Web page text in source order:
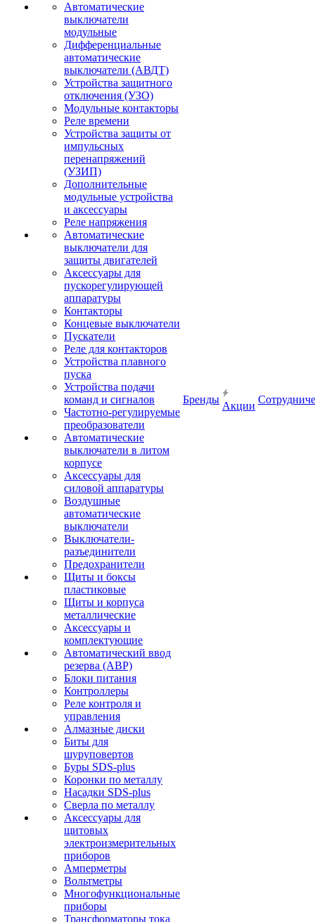
Автоматические
выключатели
модульные
Дифференциальные
автоматические
выключатели (АВДТ)
Устройства защитного
отключения (УЗО)
Модульные контакторы
Реле времени
Устройства защиты от
импульсных
перенапряжений
(УЗИП)
Дополнительные
модульные устройства
и аксессуары
Реле напряжения
Автоматические
выключатели для
защиты двигателей
Аксессуары для
пускорегулирующей
аппаратуры
Контакторы
Концевые выключатели
Пускатели
Реле для контакторов
Устройства плавного
пуска
Устройства подачи
команд и сигналов
Частотно-регулируемые
преобразователи
Автоматические
выключатели в литом
корпусе
Аксессуары для
силовой аппаратуры
Воздушные
автоматические
выключатели
Выключатели-
разъединители
Предохранители
Щиты и боксы
пластиковые
Щиты и корпуса
металлические
Аксессуары и
комплектующие
Автоматический ввод
резерва (АВР)
Блоки питания
Контроллеры
Реле контроля и
управления
Алмазные диски
Биты для
шуруповертов
Буры SDS-plus
Коронки по металлу
Насадки SDS-plus
Сверла по металлу
Аксессуары для
щитовых
электроизмерительных
приборов
Амперметры
Вольтметры
Многофункциональные
приборы
Трансформаторы тока
Бренды
Акции